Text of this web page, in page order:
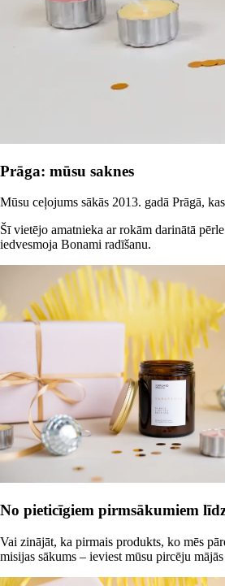
Prāga: mūsu saknes
Mūsu ceļojums sākās 2013. gadā Prāgā,
Šī vietējo amatnieka ar rokām darinātā
iedvesmoja Bonami radīšanu.
No pieticīgiem pirmsākumiem
Vai zinājāt, ka pirmais produkts, ko mēs
misijas sākums – ieviest mūsu pircēju